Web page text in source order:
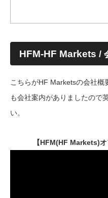
HFM-HF Markets /
こちらがHF Marketsの会社概
も会社案内がありましたので
い。
【HFM(HF Markets)